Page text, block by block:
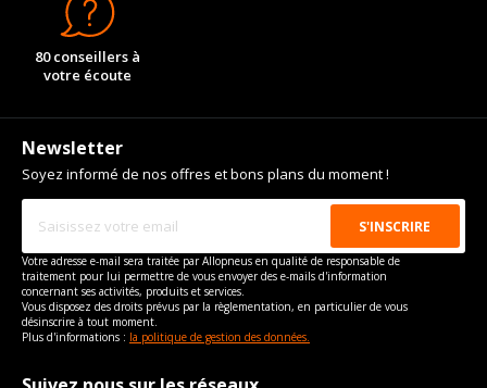
80 conseillers à
votre écoute
Newsletter
Soyez informé de nos offres et bons plans du moment !
Votre adresse e-mail sera traitée par Allopneus en qualité de responsable de
traitement pour lui permettre de vous envoyer des e-mails d'information
concernant ses activités, produits et services.
Vous disposez des droits prévus par la règlementation, en particulier de vous
désinscrire à tout moment.
Plus d'informations : la politique de gestion des données.